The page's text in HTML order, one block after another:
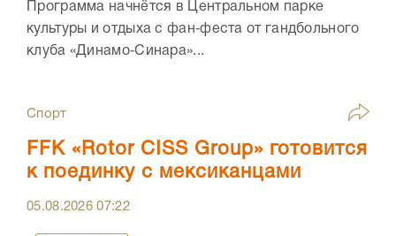
Программа начнётся в Центральном парке
культуры и отдыха с фан‑феста от гандбольного
клуба «Динамо‑Синара»...
Спорт
FFK «Rotor CISS Group» готовится
к поединку с мексиканцами
05.08.202607:22